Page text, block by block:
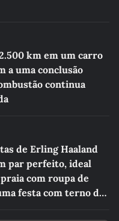
km em um carro
a uma conclusão
continua
de Erling Haaland
par perfeito, ideal
com roupa de
festa com terno de